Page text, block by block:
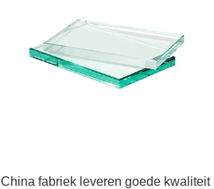
China fabriek leveren goede kwaliteit